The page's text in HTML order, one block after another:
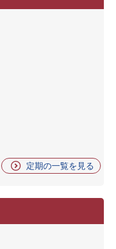
定期の一覧を見る